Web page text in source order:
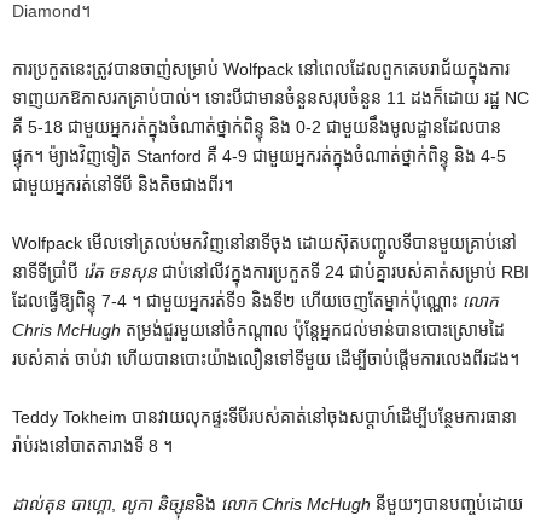
Diamond។
ការ​ប្រកួត​នេះ​ត្រូវ​បាន​ចាញ់​សម្រាប់ Wolfpack នៅ​ពេល​ដែល​ពួក​គេ​បរាជ័យ​ក្នុង​ការ​
ទាញ​យក​ឱកាស​រក​គ្រាប់​បាល់។ ទោះបីជាមានចំនួនសរុបចំនួន 11 ដងក៏ដោយ រដ្ឋ NC
គឺ 5-18 ជាមួយអ្នករត់ក្នុងចំណាត់ថ្នាក់ពិន្ទុ និង 0-2 ជាមួយនឹងមូលដ្ឋានដែលបាន
ផ្ទុក។ ម៉្យាងវិញទៀត Stanford គឺ 4-9 ជាមួយអ្នករត់ក្នុងចំណាត់ថ្នាក់ពិន្ទុ និង 4-5
ជាមួយអ្នករត់នៅទីបី និងតិចជាងពីរ។
Wolfpack មើលទៅត្រលប់មកវិញនៅនាទីចុង ដោយស៊ុតបញ្ចូលទីបានមួយគ្រាប់នៅ
នាទីទីប្រាំបី រ៉េត ចនសុន ជាប់នៅលីវក្នុងការប្រកួតទី 24 ជាប់គ្នារបស់គាត់សម្រាប់ RBI
ដែលធ្វើឱ្យពិន្ទុ 7-4 ។ ជាមួយ​អ្នក​រត់​ទី​១ និង​ទី​២ ហើយ​ចេញ​តែ​ម្នាក់​ប៉ុណ្ណោះ លោក
Chris McHugh តម្រង់ជួរមួយនៅចំកណ្តាល ប៉ុន្តែអ្នកជល់មាន់បានបោះស្រោមដៃ
របស់គាត់ ចាប់វា ហើយបានបោះយ៉ាងលឿនទៅទីមួយ ដើម្បីចាប់ផ្តើមការលេងពីរដង។
Teddy Tokheim បានវាយលុកផ្ទះទីបីរបស់គាត់នៅចុងសប្តាហ៍ដើម្បីបន្ថែមការធានា
រ៉ាប់រងនៅបាតតារាងទី 8 ។
ដាល់តុន បាហ្គោ, លូកា និច្សុននិង លោក Chris McHugh នីមួយៗបានបញ្ចប់ដោយ